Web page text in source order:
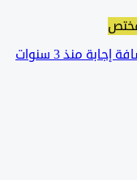
تمت إضافة إجابة منذ 3 سنوات